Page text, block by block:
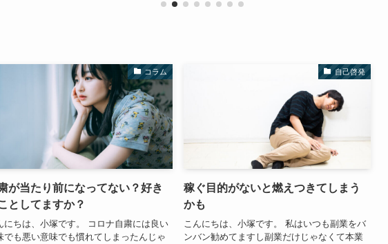
コラム
が当たり前になってない？好き
としてますか？
にちは、小塚です。 コロナ自粛には良い
でも悪い意味でも慣れてしまったんじゃ
自己啓発
稼ぐ目的がないと燃えつきてしまう
かも
こんにちは、小塚です。 私はいつも副業をバ
ンバン勧めてますし副業だけじゃなくて本業